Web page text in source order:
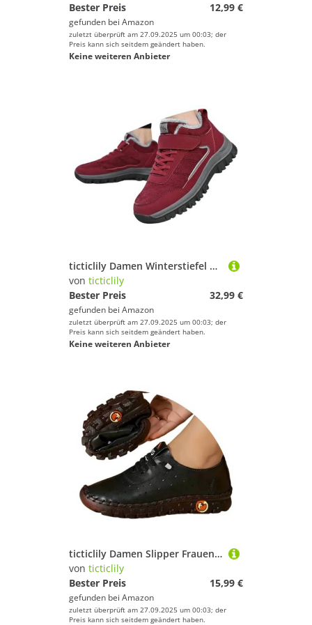
Bester Preis
12,99 €
gefunden bei Amazon
zuletzt überprüft am 27.09.2025 um 00:03; der
Preis kann sich seitdem geändert haben.
Keine weiteren Anbieter
ticticlily Damen Winterstiefel mit Warmem Fellfutter Stiefeletten rutschfeste Wanderschuhe für Outdoor Skifahren Winterstiefeletten für Damen C Rot 40 EU
von ticticlily
Bester Preis
32,99 €
gefunden bei Amazon
zuletzt überprüft am 27.09.2025 um 00:03; der
Preis kann sich seitdem geändert haben.
Keine weiteren Anbieter
ticticlily Damen Slipper Frauen Slip On Mokassins Casual Loafers Komfort Leder Flache Schnürschuhe Bootsschuhe Bequem rutschfest Flache Fahren Halbschuhe B Schwarz 39 EU
von ticticlily
Bester Preis
15,99 €
gefunden bei Amazon
zuletzt überprüft am 27.09.2025 um 00:03; der
Preis kann sich seitdem geändert haben.